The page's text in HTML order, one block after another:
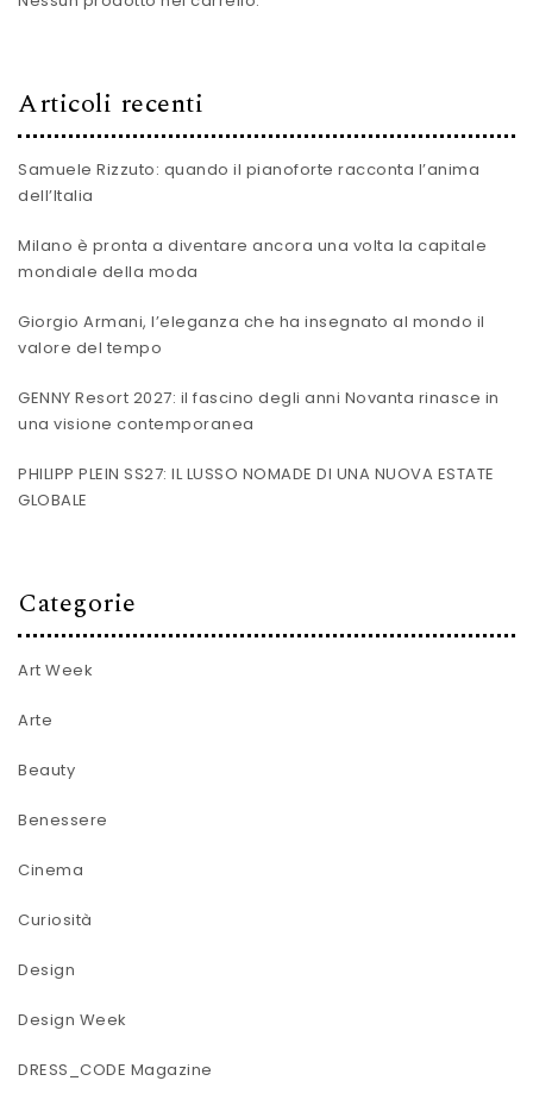
Articoli recenti
Samuele Rizzuto: quando il pianoforte racconta l’anima
dell’Italia
Milano è pronta a diventare ancora una volta la capitale
mondiale della moda
Giorgio Armani, l’eleganza che ha insegnato al mondo il
valore del tempo
GENNY Resort 2027: il fascino degli anni Novanta rinasce in
una visione contemporanea
PHILIPP PLEIN SS27: IL LUSSO NOMADE DI UNA NUOVA ESTATE
GLOBALE
Categorie
Art Week
Arte
Beauty
Benessere
Cinema
Curiosità
Design
Design Week
DRESS_CODE Magazine